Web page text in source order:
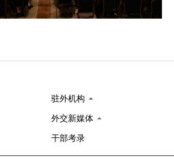
驻外机构
外交新媒体
干部考录